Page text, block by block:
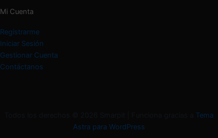
Mi Cuenta
Registrarme
Iniciar Sesión
Gestionar Cuenta
Contáctanos
Tema
Astra para WordPress